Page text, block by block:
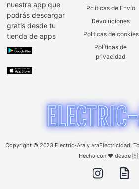
nuestra app que
podrás descargar
gratis desde tu
tienda de apps
Políticas de Envío
Devoluciones
Políticas de cookies
Políticas de
privacidad
Copyright © 2023 Electric-Ara y AraElectricidad.
Hecho con ❤️ desde